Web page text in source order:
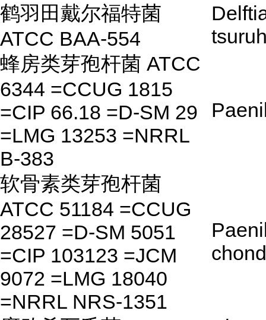
鹤羽田戴尔福特菌
ATCC BAA-554
蜂房类芽孢杆菌 ATCC
6344 =CCUG 1815
=CIP 66.18 =D-SM 29
=LMG 13253 =NRRL
B-383
软骨素类芽孢杆菌
ATCC 51184 =CCUG
28527 =D-SM 5051
=CIP 103123 =JCM
9072 =LMG 18040
=NRRL NRS-1351